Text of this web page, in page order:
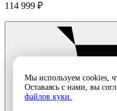
114 999 ₽
Мы используем cookies,
Оставаясь с нами, вы
файлов куки.